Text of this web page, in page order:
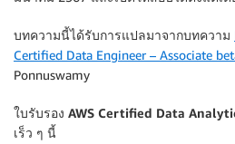
บทความนี้ได้รับการแปลมาจากบทความ
Certified Data Engineer – Associate
Ponnuswamy
ใบรับรอง AWS Certified Data
เร็ว ๆ นี้